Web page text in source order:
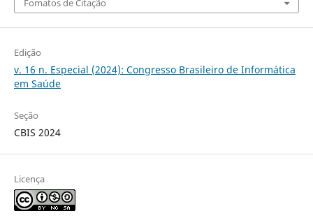
Fomatos de Citação
Edição
v. 16 n. Especial (2024): Congresso Brasileiro de Informática
em Saúde
Seção
CBIS 2024
Licença